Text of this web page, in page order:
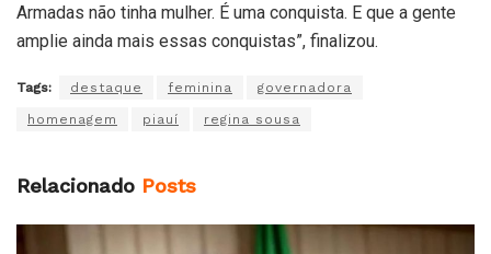
Armadas não tinha mulher. É uma conquista. E que a gente
amplie ainda mais essas conquistas”, finalizou.
Tags: destaque feminina governadora
homenagem piauí regina sousa
Relacionado Posts